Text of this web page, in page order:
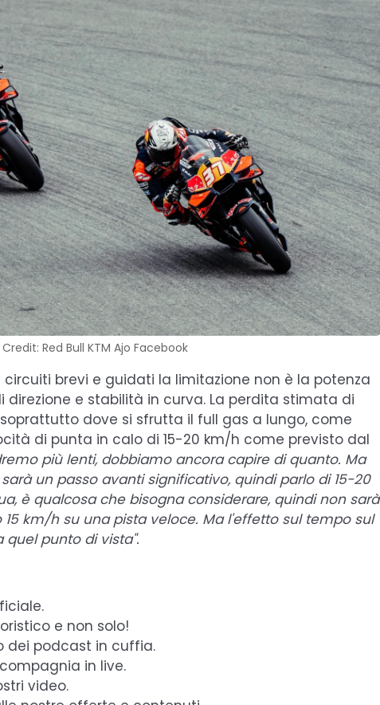
Red Bull KTM Ajo Facebook
circuiti brevi e guidati la limitazione non è la potenza
e stabilità in curva. La perdita stimata di
dove si sfrutta il full gas a lungo, come
di punta in calo di 15-20 km/h come previsto dal
più lenti, dobbiamo ancora capire di quanto. Ma
un passo avanti significativo, quindi parlo di 15-20
è qualcosa che bisogna considerare, quindi non sarà
15 km/h su una pista veloce. Ma l'effetto sul tempo sul
punto di vista".
e non solo!
dei podcast in cuffia.
in live.
video.